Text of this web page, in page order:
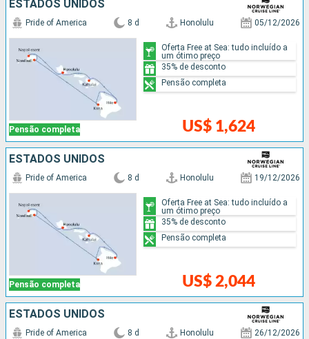
ESTADOS UNIDOS
Pensão completa
Pride of America 8 d Honolulu 05/12/2026
US$ 1,624
Oferta Free at Sea: tudo incluído a
um ótimo preço
35% de desconto
Pensão completa
ESTADOS UNIDOS
Pensão completa
Pride of America 8 d Honolulu 19/12/2026
US$ 2,044
Oferta Free at Sea: tudo incluído a
um ótimo preço
35% de desconto
Pensão completa
ESTADOS UNIDOS
Pride of America 8 d Honolulu 26/12/2026